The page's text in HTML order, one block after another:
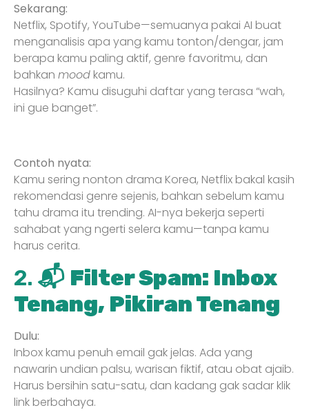
Sekarang:
Netflix, Spotify, YouTube—semuanya pakai AI buat
menganalisis apa yang kamu tonton/dengar, jam
berapa kamu paling aktif, genre favoritmu, dan
bahkan mood kamu.
Hasilnya? Kamu disuguhi daftar yang terasa “wah,
ini gue banget”.
Contoh nyata:
Kamu sering nonton drama Korea, Netflix bakal kasih
rekomendasi genre sejenis, bahkan sebelum kamu
tahu drama itu trending. AI-nya bekerja seperti
sahabat yang ngerti selera kamu—tanpa kamu
harus cerita.
2. 📬 Filter Spam: Inbox
Tenang, Pikiran Tenang
Dulu:
Inbox kamu penuh email gak jelas. Ada yang
nawarin undian palsu, warisan fiktif, atau obat ajaib.
Harus bersihin satu-satu, dan kadang gak sadar klik
link berbahaya.